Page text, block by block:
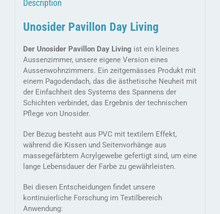
Description
Unosider Pavillon Day Living
Der Unosider Pavillon Day Living ist ein kleines
Aussenzimmer, unsere eigene Version eines
Aussenwohnzimmers. Ein zeitgemässes Produkt mit
einem Pagodendach, das die ästhetische Neuheit mit
der Einfachheit des Systems des Spannens der
Schichten verbindet, das Ergebnis der technischen
Pflege von Unosider.
Der Bezug besteht aus PVC mit textilem Effekt,
während die Kissen und Seitenvorhänge aus
massegefärbtem Acrylgewebe gefertigt sind, um eine
lange Lebensdauer der Farbe zu gewährleisten.
Bei diesen Entscheidungen findet unsere
kontinuierliche Forschung im Textilbereich
Anwendung: